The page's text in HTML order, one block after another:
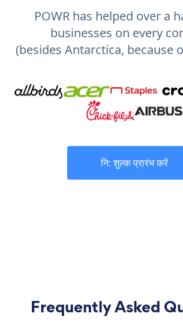
POWR has helped over a
businesses on every
(besides Antarctica, because
नि: शुल्क प्रारंभ करें
Frequently Asked